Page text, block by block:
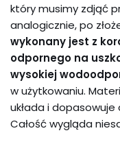
który musimy zdjąć
analogicznie, po
wykonany jest z
odpornego na
wysokiej
w użytkowaniu.
układa i
Całość wygląda